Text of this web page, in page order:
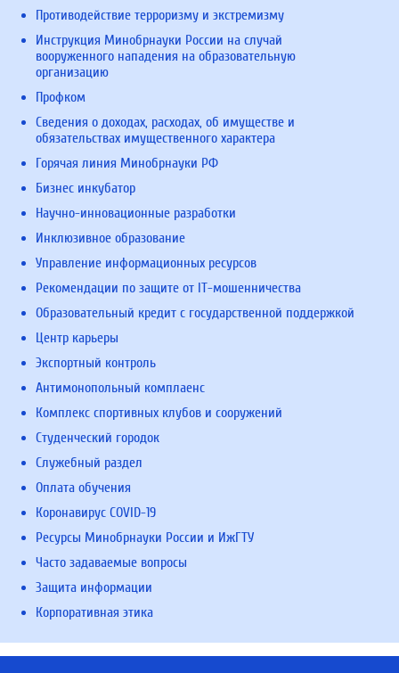
Противодействие терроризму и экстремизму
Инструкция Минобрнауки России на случай
вооруженного нападения на образовательную
организацию
Профком
Сведения о доходах, расходах, об имуществе и
обязательствах имущественного характера
Горячая линия Минобрнауки РФ
Бизнес инкубатор
Научно-инновационные разработки
Инклюзивное образование
Управление информационных ресурсов
Рекомендации по защите от IT-мошенничества
Образовательный кредит с государственной поддержкой
Центр карьеры
Экспортный контроль
Антимонопольный комплаенс
Комплекс спортивных клубов и сооружений
Студенческий городок
Служебный раздел
Оплата обучения
Коронавирус COVID-19
Ресурсы Минобрнауки России и ИжГТУ
Часто задаваемые вопросы
Защита информации
Корпоративная этика